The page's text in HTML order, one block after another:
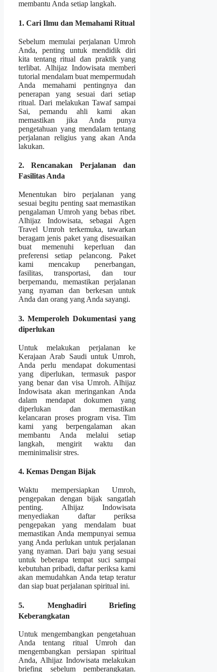
membantu Anda setiap langkah.
1. Cari Ilmu dan Memahami Ritual
Sebelum memulai perjalanan Umroh
Anda, penting untuk mendidik diri
kita tentang ritual dan praktik yang
terlibat. Alhijaz Indowisata memberi
tutorial mendalam buat mempermudah
Anda memahami pentingnya dan
penerapan yang sesuai dari setiap
ritual. Dari melakukan Tawaf sampai
Sai, pemandu ahli kami akan
memastikan jika Anda punya
pengetahuan yang mendalam tentang
perjalanan religius yang akan Anda
lakukan.
2. Rencanakan Perjalanan dan
Fasilitas Anda
Menentukan biro perjalanan yang
sesuai begitu penting saat memastikan
pengalaman Umroh yang bebas ribet.
Alhijaz Indowisata, sebagai Agen
Travel Umroh terkemuka, tawarkan
beragam jenis paket yang disesuaikan
buat memenuhi keperluan dan
preferensi setiap pelancong. Paket
kami mencakup penerbangan,
fasilitas, transportasi, dan tour
berpemandu, memastikan perjalanan
yang nyaman dan berkesan untuk
Anda dan orang yang Anda sayangi.
3. Memperoleh Dokumentasi yang
diperlukan
Untuk melakukan perjalanan ke
Kerajaan Arab Saudi untuk Umroh,
Anda perlu mendapat dokumentasi
yang diperlukan, termasuk paspor
yang benar dan visa Umroh. Alhijaz
Indowisata akan meringankan Anda
dalam mendapat dokumen yang
diperlukan dan memastikan
kelancaran proses program visa. Tim
kami yang berpengalaman akan
membantu Anda melalui setiap
langkah, mengirit waktu dan
meminimalisir stres.
4. Kemas Dengan Bijak
Waktu mempersiapkan Umroh,
pengepakan dengan bijak sangatlah
penting. Alhijaz Indowisata
menyediakan daftar periksa
pengepakan yang mendalam buat
memastikan Anda mempunyai semua
yang Anda perlukan untuk perjalanan
yang nyaman. Dari baju yang sesuai
untuk beberapa tempat suci sampai
kebutuhan pribadi, daftar periksa kami
akan memudahkan Anda tetap teratur
dan siap buat perjalanan spiritual ini.
5. Menghadiri Briefing
Keberangkatan
Untuk mengembangkan pengetahuan
Anda tentang ritual Umroh dan
mengembangkan persiapan spiritual
Anda, Alhijaz Indowisata melakukan
briefing sebelum pemberangkatan.